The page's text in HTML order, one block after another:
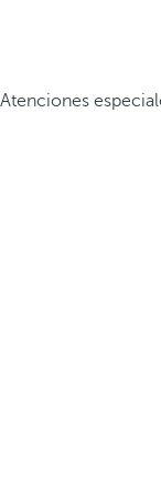
Atenciones